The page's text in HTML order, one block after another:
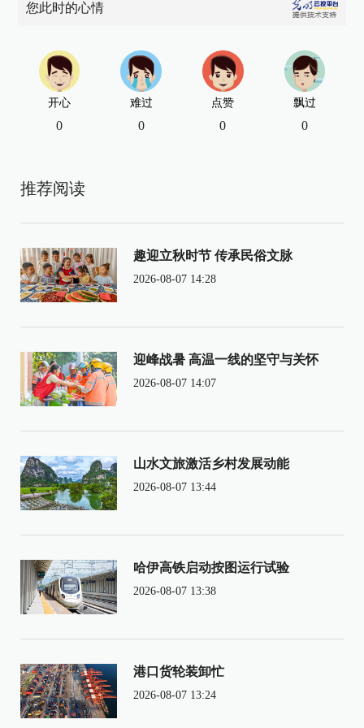
您此时的心情
开心
0
难过
0
点赞
0
飘过
0
推荐阅读
趣迎立秋时节 传承民俗文脉
2026-08-07 14:28
迎峰战暑 高温一线的坚守与关怀
2026-08-07 14:07
山水文旅激活乡村发展动能
2026-08-07 13:44
哈伊高铁启动按图运行试验
2026-08-07 13:38
港口货轮装卸忙
2026-08-07 13:24